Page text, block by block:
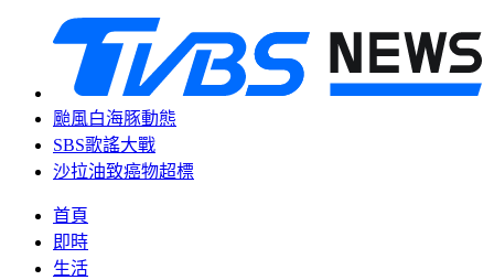
颱風白海豚動態
SBS歌謠大戰
沙拉油致癌物超標
首頁
即時
生活